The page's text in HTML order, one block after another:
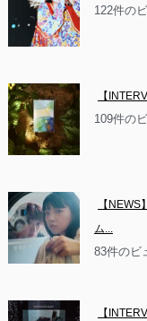
122件の
【
109件の
【
ム...
83件のビ
【